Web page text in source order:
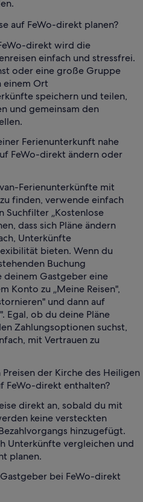
auf FeWo-direkt planen?
direkt wird die
einfach und stressfrei.
oder eine große Gruppe
einem Ort
speichern und teilen,
und gemeinsam den
Ferienunterkunft nahe
FeWo-direkt ändern oder
Ferienunterkünfte mit
finden, verwende einfach
Suchfilter „Kostenlose
dass sich Pläne ändern
Unterkünfte
bieten. Wenn du
Buchung
deinem Gastgeber eine
Konto zu „Meine Reisen",
und dann auf
Egal, ob du deine Pläne
Zahlungsoptionen suchst,
mit Vertrauen zu
der Kirche des Heiligen
FeWo-direkt enthalten?
direkt an, sobald du mit
keine versteckten
hinzugefügt.
Unterkünfte vergleichen und
planen.
bei FeWo-direkt